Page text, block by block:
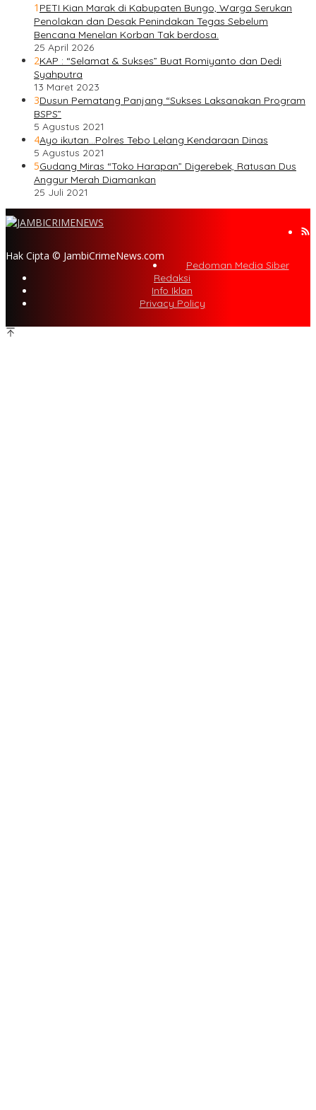
1 PETI Kian Marak di Kabupaten Bungo, Warga Serukan
Penolakan dan Desak Penindakan Tegas Sebelum
Bencana Menelan Korban Tak berdosa.
25 April 2026
2KAP : “Selamat & Sukses” Buat Romiyanto dan Dedi
Syahputra
13 Maret 2023
3Dusun Pematang Panjang “Sukses Laksanakan Program
BSPS”
5 Agustus 2021
4Ayo ikutan…Polres Tebo Lelang Kendaraan Dinas
5 Agustus 2021
5Gudang Miras “Toko Harapan” Digerebek, Ratusan Dus
Anggur Merah Diamankan
25 Juli 2021
Hak Cipta © JambiCrimeNews.com
Pedoman Media Siber
Redaksi
Info Iklan
Privacy Policy